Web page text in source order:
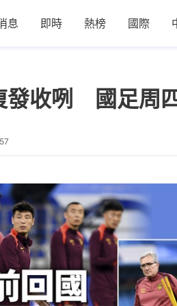
息 即時 熱榜 國際
發收咧 國足周